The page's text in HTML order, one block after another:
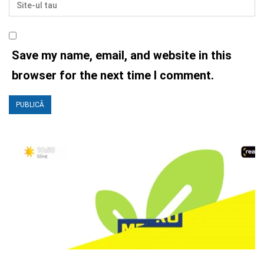
Save my name, email, and website in this
browser for the next time I comment.